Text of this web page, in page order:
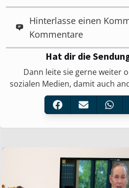
Hinterlasse einen
Kommentare
Hat dir die
Dann leite sie gerne weiter
sozialen Medien, damit auch